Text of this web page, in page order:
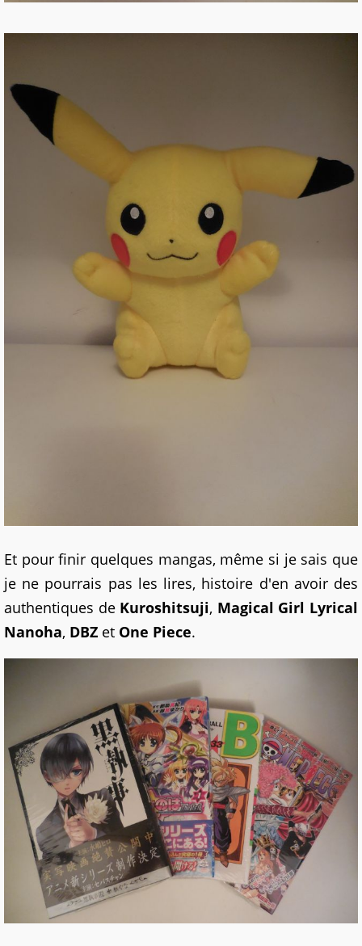
Et pour finir quelques mangas, même si je sais que
je ne pourrais pas les lires, histoire d'en avoir des
authentiques de Kuroshitsuji, Magical Girl Lyrical
Nanoha, DBZ et One Piece.